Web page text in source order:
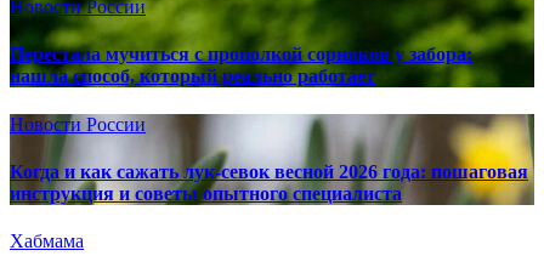
Новости России
Перестала мучиться с прополкой сорняков у забора:
нашла способ, который реально работает
Новости России
Когда и как сажать лук-севок весной 2026 года: пошаговая
инструкция и советы опытного специалиста
Хабмама